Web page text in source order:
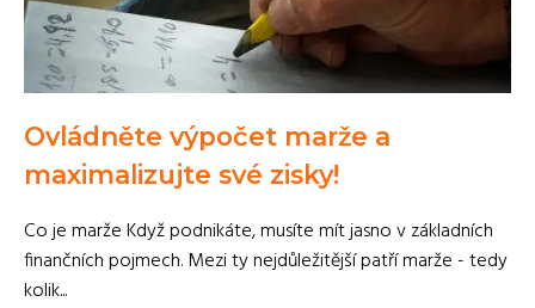
Ovládněte výpočet marže a
maximalizujte své zisky!
Co je marže Když podnikáte, musíte mít jasno v základních
finančních pojmech. Mezi ty nejdůležitější patří marže - tedy
kolik...